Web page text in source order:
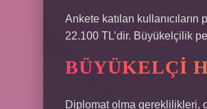
Ankete katılan
22.100 TL’dir. Büyükelçilik
BÜYÜKELÇI
Diplomat olma gereklilikleri,